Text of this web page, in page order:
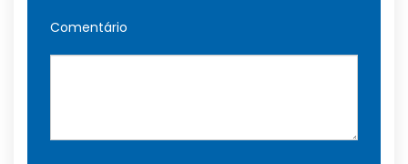
Comentário